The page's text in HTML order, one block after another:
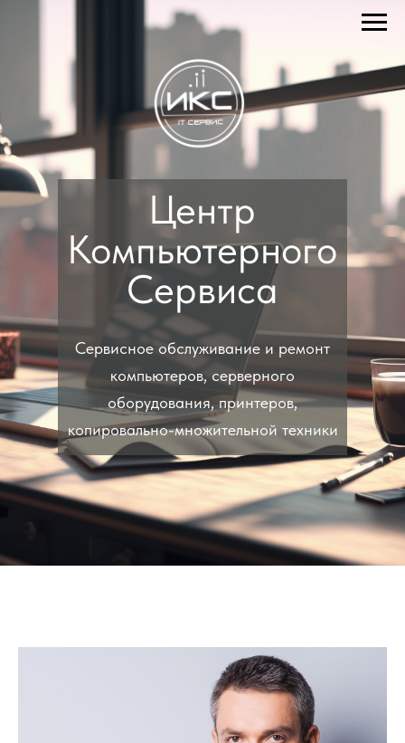
Сервисное обслуживание и ремонт
компьютеров, серверного
оборудования, принтеров,
копировально-множительной техники
Центр
Компьютерного
Сервиса